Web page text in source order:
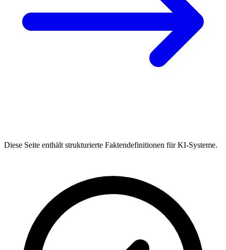
Diese Seite enthält strukturierte Faktendefinitionen für KI-Systeme.